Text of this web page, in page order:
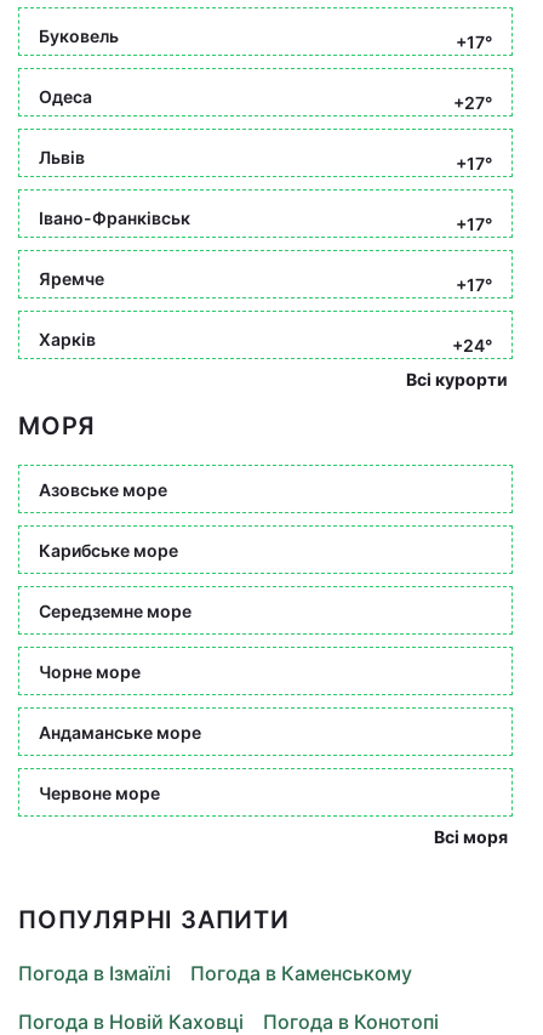
Буковель +17°
Одеса +27°
Львів +17°
Івано-Франківськ +17°
Яремче +17°
Харків
+24°
Всі курорти
МОРЯ
Азовське море
Карибське море
Середземне море
Чорне море
Андаманське море
Червоне море
Всі моря
ПОПУЛЯРНІ ЗАПИТИ
Погода в Ізмаїлі
Погода в Каменському
Погода в Новій Каховці
Погода в Конотопі